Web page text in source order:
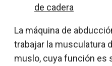
de cadera
La máquina de
trabajar la musculatura
muslo, cuya función es